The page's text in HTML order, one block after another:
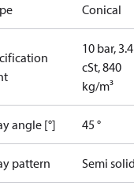
Conical
10 bar, 3.4
cSt, 840
kg/m³
angle [°] 45 °
pattern Semi